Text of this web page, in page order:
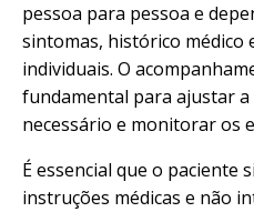
pessoa para pessoa e
sintomas, histórico médico
individuais. O
fundamental para ajustar a
necessário e monitorar os
É essencial que o paciente
instruções médicas e não